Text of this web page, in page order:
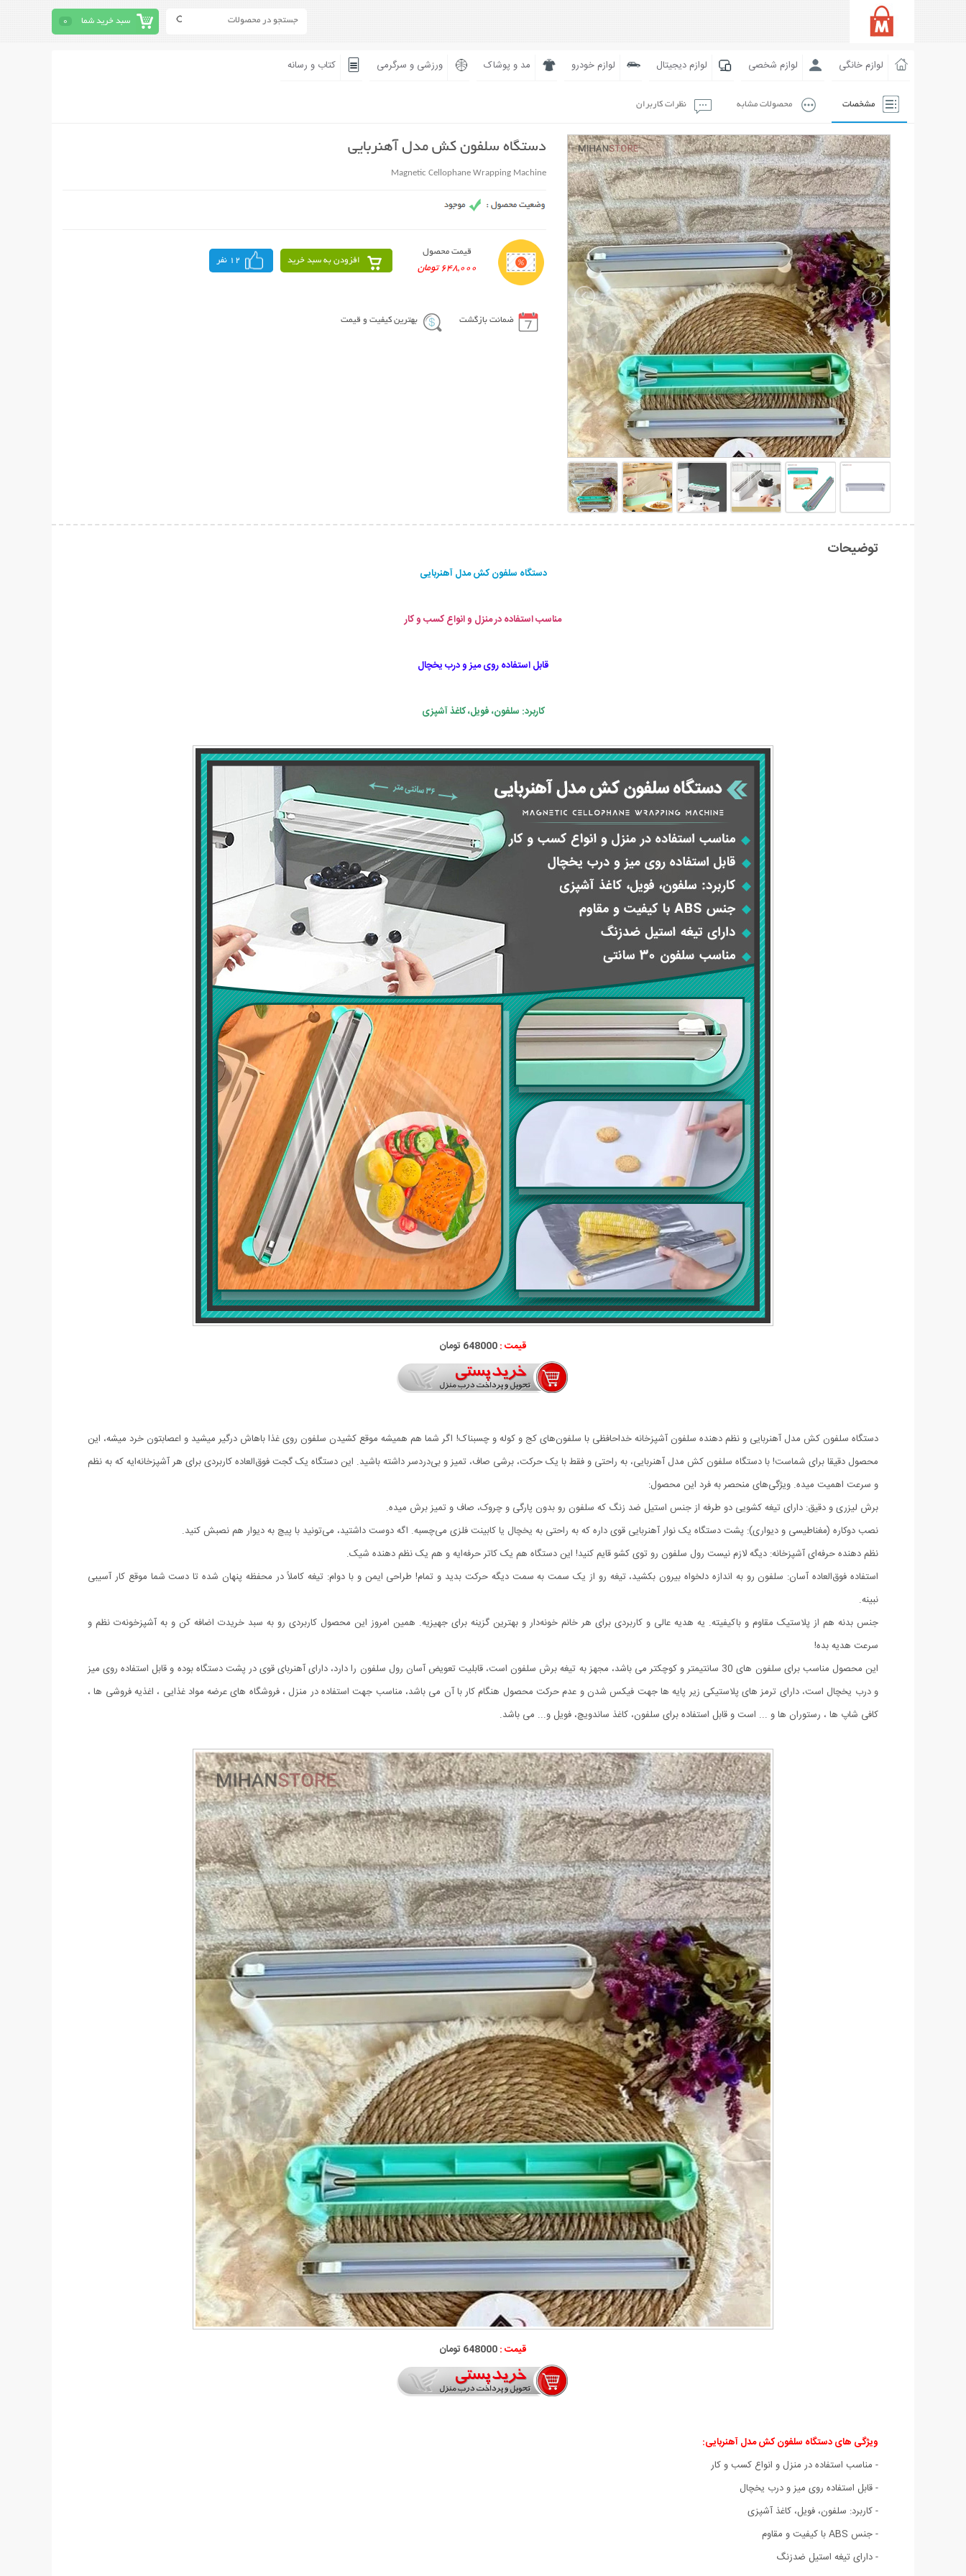
سبد خرید شما 0
لوازم خانگی لوازم شخصی لوازم دیجیتال لوازم خودرو مد و پوشاک ورزشی و سرگرمی کتاب و رسانه
مشخصات محصولات مشابه نظرات کاربران
دستگاه سلفون کش مدل آهنربایی
Magnetic Cellophane Wrapping Machine
قیمت محصول
648,000 تومان
افزودن به سبد خرید 12 نفر
ضمانت بازگشت بهترین کیفیت و قیمت
توضیحات
دستگاه سلفون کش مدل آهنربایی
مناسب استفاده در منزل و انواع کسب و کار
قابل استفاده روی میز و درب یخچال
کاربرد: سلفون، فویل، کاغذ آشپزی
قیمت :648000 تومان
دستگاه سلفون کش مدل آهنربایی و نظم دهنده سلفون آشپزخانه خداحافظی با سلفون‌های کج و کوله و چسبناک! اگر شما هم همیشه موقع کشیدن سلفون روی غذا باهاش درگیر میشید و اعصابتون خرد میشه، این
محصول دقیقا برای شماست! با دستگاه سلفون کش مدل آهنربایی، به راحتی و فقط با یک حرکت، برشی صاف، تمیز و بی‌دردسر داشته باشید. این دستگاه یک گجت فوق‌العاده کاربردی برای هر آشپزخانه‌ایه که به نظم
و سرعت اهمیت میده. ویژگی‌های منحصر به فرد این محصول:
برش لیزری و دقیق: دارای تیغه کشویی دو طرفه از جنس استیل ضد زنگ که سلفون رو بدون پارگی و چروک، صاف و تمیز برش میده.
نصب دوکاره (مغناطیسی و دیواری): پشت دستگاه یک نوار آهنربایی قوی داره که به راحتی به یخچال یا کابینت فلزی می‌چسبه. اگه دوست داشتید، می‌تونید با پیچ به دیوار هم نصبش کنید.
نظم دهنده حرفه‌ای آشپزخانه: دیگه لازم نیست رول سلفون رو توی کشو قایم کنید! این دستگاه هم یک کاتر حرفه‌ایه و هم یک نظم دهنده شیک.
استفاده فوق‌العاده آسان: سلفون رو به اندازه دلخواه بیرون بکشید، تیغه رو از یک سمت به سمت دیگه حرکت بدید و تمام! طراحی ایمن و با دوام: تیغه کاملاً در محفظه پنهان شده تا دست شما موقع کار آسیبی
نبینه.
جنس بدنه هم از پلاستیک مقاوم و باکیفیته. یه هدیه عالی و کاربردی برای هر خانم خونه‌دار و بهترین گزینه برای جهیزیه. همین امروز این محصول کاربردی رو به سبد خریدت اضافه کن و به آشپزخونه‌ت نظم و
سرعت هدیه بده!
این محصول مناسب برای سلفون های 30 سانتیمتر و کوچکتر می باشد، مجهز به تیغه برش سلفون است، قابلیت تعویض آسان رول سلفون را دارد، دارای آهنربای قوی در پشت دستگاه بوده و قابل استفاده روی میز
و درب یخچال است، دارای ترمز های پلاستیکی زیر پایه ها جهت فیکس شدن و عدم حرکت محصول هنگام کار با آن می باشد، مناسب جهت استفاده در منزل ، فروشگاه های عرضه مواد غذایی ، اغذیه فروشی ها ،
کافی شاپ ها ، رستوران ها و ... است و قابل استفاده برای سلفون، کاغذ ساندویچ، فویل و... می باشد.
قیمت :648000 تومان
ویژگی های دستگاه سلفون کش مدل آهنربایی:
- مناسب استفاده در منزل و انواع کسب و کار
- قابل استفاده روی میز و درب یخچال
- کاربرد: سلفون، فویل، کاغذ آشپزی
- جنس ABS با کیفیت و مقاوم
- دارای تیغه استیل ضدزنگ